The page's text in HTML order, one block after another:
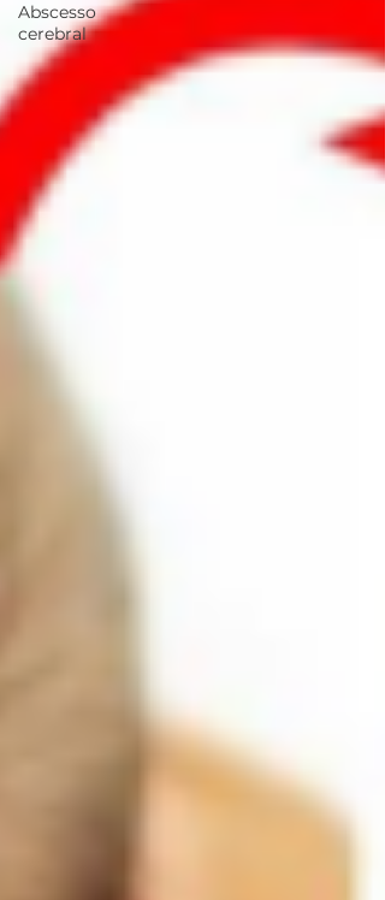
Abscesso
cerebral